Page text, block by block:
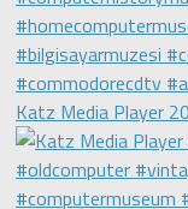
Katz Media Player